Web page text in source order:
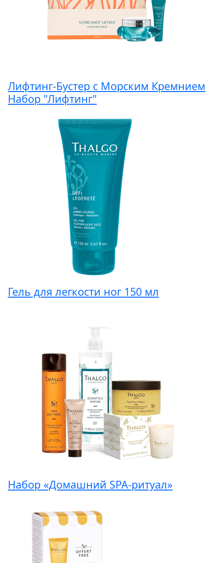
Лифтинг-Бустер с Морским Кремнием
Набор "Лифтинг"
Гель для легкости ног 150 мл
Набор «Домашний SPA-ритуал»